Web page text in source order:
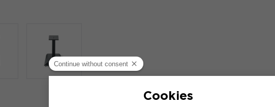
COMPATIBLE CON